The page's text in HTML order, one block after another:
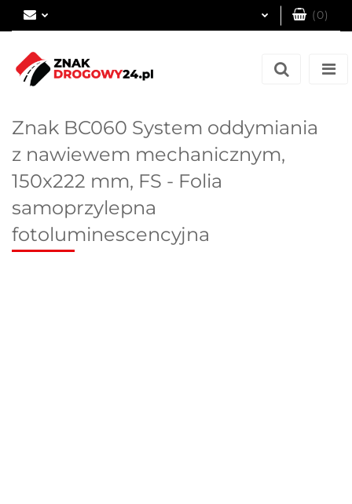
(0)
Znak BC060 System oddymiania
z nawiewem mechanicznym,
150x222 mm, FS - Folia
samoprzylepna
fotoluminescencyjna